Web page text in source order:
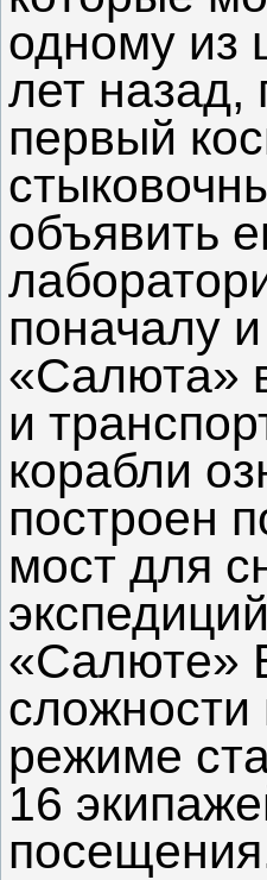
одному из
лет
первый
объявить
поначалу
«Салюта»
и
корабли
построен
мост для
«Салюте»
сложности
режиме
16